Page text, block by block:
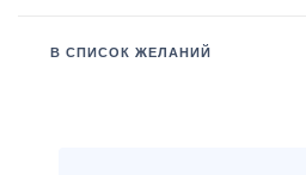
В СПИСОК ЖЕЛАНИЙ